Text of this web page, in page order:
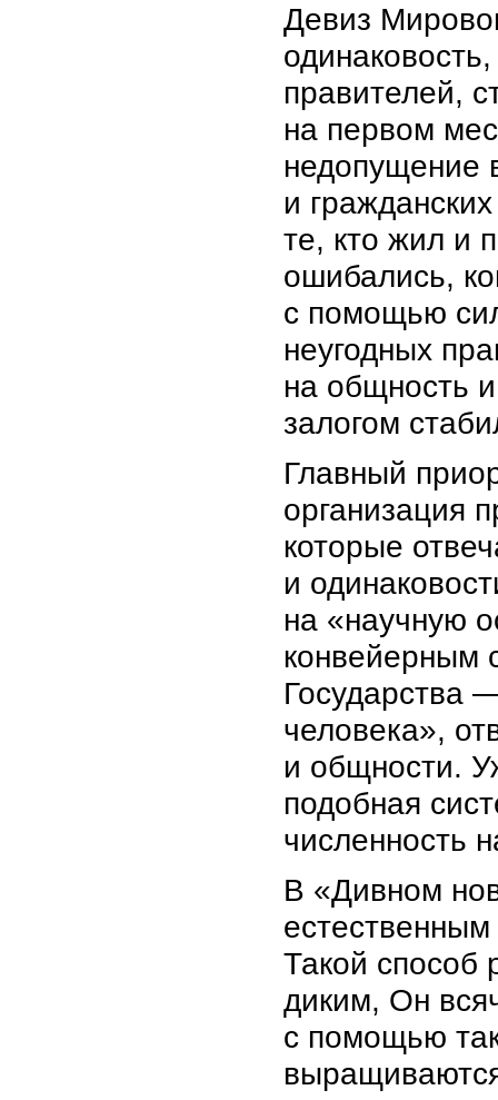
Девиз
правителей,
на первом
недопущение
и
те, кто жил и
ошибались,
с помощью
неугодных
на общность
залогом
Главный
организация
которые
и
на «научную
конвейерным
Государства
человека»,
и общности.
подобная
численность
В «Дивном
Такой способ
диким, Он
с помощью